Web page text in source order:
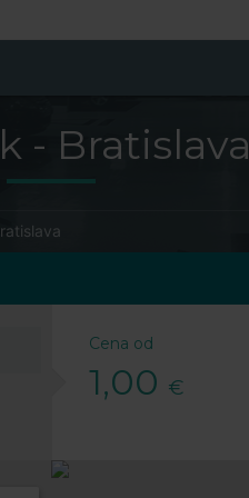
- Bratislava
Cena od
1,00 €